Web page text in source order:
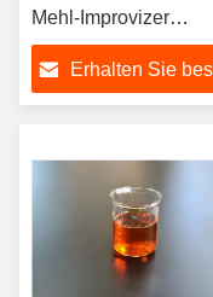
Mehl-Improvizer
Sterilisation
Restentferner
Backwaren Eier und
Erhalten Sie